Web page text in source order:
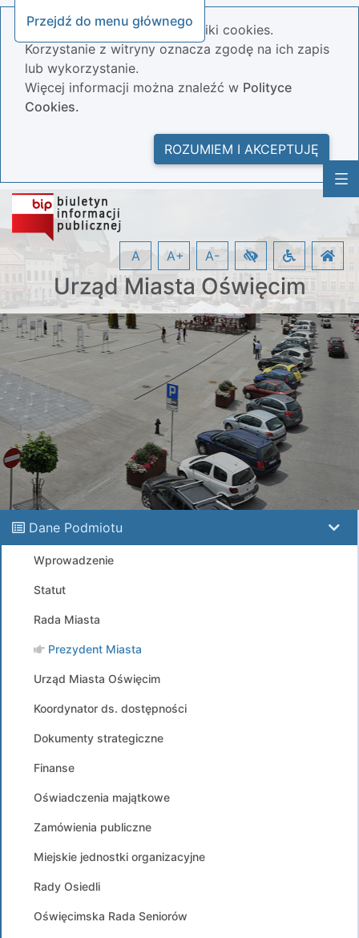
Przejdź do menu głównego
Nasza strona wykorzystuje pliki cookies.
Korzystanie z witryny oznacza zgodę na ich zapis
lub wykorzystanie.
Więcej informacji można znaleźć w Polityce
Cookies.
ROZUMIEM I AKCEPTUJĘ
Urząd Miasta Oświęcim
A A+ A-
Dane Podmiotu
Wprowadzenie
Statut
Rada Miasta
Prezydent Miasta
Urząd Miasta Oświęcim
Koordynator ds. dostępności
Dokumenty strategiczne
Finanse
Oświadczenia majątkowe
Zamówienia publiczne
Miejskie jednostki organizacyjne
Rady Osiedli
Oświęcimska Rada Seniorów